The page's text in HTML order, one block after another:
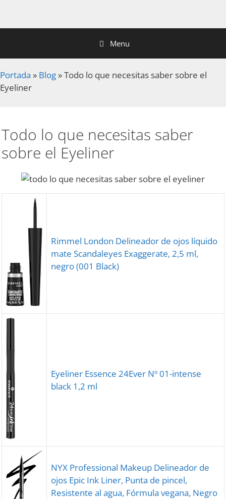
Menu
Portada » Blog »Todo lo que necesitas saber sobre el
Eyeliner
Todo lo que necesitas saber
sobre el Eyeliner
Rimmel London Delineador de ojos líquido
mate Scandaleyes Exaggerate, 2,5 ml,
negro (001 Black)
Eyeliner Essence 24Ever Nº 01-intense
black 1,2 ml
NYX Professional Makeup Delineador de
ojos Epic Ink Liner, Punta de pincel,
Resistente al agua, Fórmula vegana, Negro